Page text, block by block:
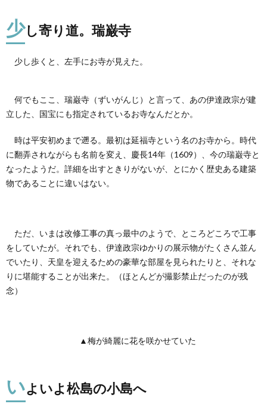
少し寄り道。瑞巌寺
少し歩くと、左手にお寺が見えた。
何でもここ、瑞巌寺（ずいがんじ）と言って、あの伊達政宗が建
立した、国宝にも指定されているお寺なんだとか。
時は平安初めまで遡る。最初は延福寺という名のお寺から。時代
に翻弄されながらも名前を変え、慶長14年（1609）、今の瑞巌寺と
なったようだ。詳細を出すときりがないが、とにかく歴史ある建築
物であることに違いはない。
ただ、いまは改修工事の真っ最中のようで、ところどころで工事
をしていたが。それでも、伊達政宗ゆかりの展示物がたくさん並ん
でいたり、天皇を迎えるための豪華な部屋を見られたりと、それな
りに堪能することが出来た。（ほとんどが撮影禁止だったのが残
念）
▲梅が綺麗に花を咲かせていた
いよいよ松島の小島へ